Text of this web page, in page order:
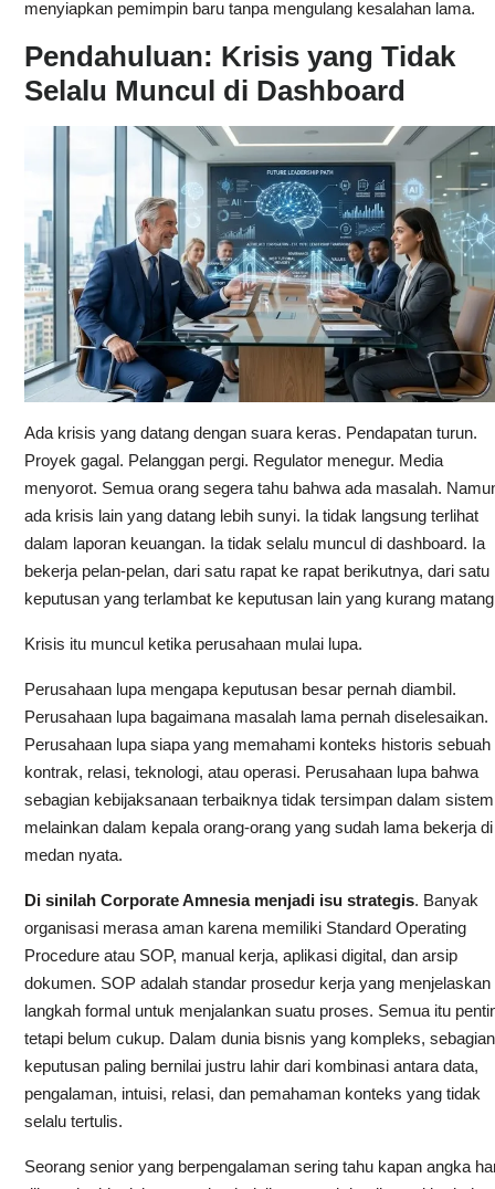
menyiapkan pemimpin baru tanpa mengulang kesalahan lama.
Pendahuluan: Krisis yang Tidak
Selalu Muncul di Dashboard
Ada krisis yang datang dengan suara keras. Pendapatan turun.
Proyek gagal. Pelanggan pergi. Regulator menegur. Media
menyorot. Semua orang segera tahu bahwa ada masalah.
ada krisis lain yang datang lebih sunyi. Ia tidak langsung terlihat
dalam laporan keuangan. Ia tidak selalu muncul di dashboard. Ia
bekerja pelan-pelan, dari satu rapat ke rapat berikutnya, dari satu
keputusan yang terlambat ke keputusan lain yang kurang
Krisis itu muncul ketika perusahaan mulai lupa.
Perusahaan lupa mengapa keputusan besar pernah diambil.
Perusahaan lupa bagaimana masalah lama pernah diselesaikan.
Perusahaan lupa siapa yang memahami konteks historis sebuah
kontrak, relasi, teknologi, atau operasi. Perusahaan lupa bahwa
sebagian kebijaksanaan terbaiknya tidak tersimpan dalam
melainkan dalam kepala orang-orang yang sudah lama bekerja di
medan nyata.
Di sinilah Corporate Amnesia menjadi isu strategis. Banyak
organisasi merasa aman karena memiliki Standard Operating
Procedure atau SOP, manual kerja, aplikasi digital, dan arsip
dokumen. SOP adalah standar prosedur kerja yang menjelaskan
langkah formal untuk menjalankan suatu proses. Semua itu
tetapi belum cukup. Dalam dunia bisnis yang kompleks, sebagian
keputusan paling bernilai justru lahir dari kombinasi antara data,
pengalaman, intuisi, relasi, dan pemahaman konteks yang tidak
selalu tertulis.
Seorang senior yang berpengalaman sering tahu kapan angka